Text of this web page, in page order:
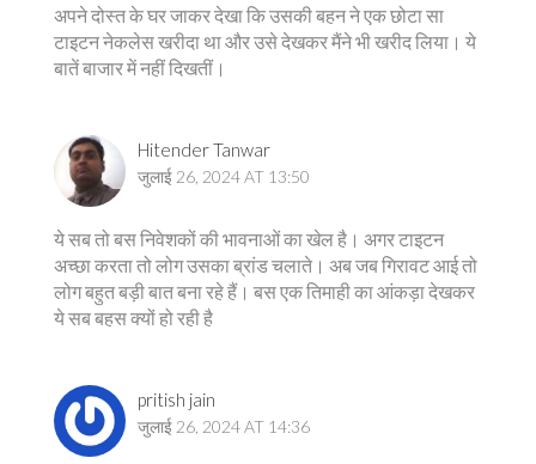
अपने दोस्त के घर जाकर देखा कि उसकी बहन ने एक छोटा सा
टाइटन नेकलेस खरीदा था और उसे देखकर मैंने भी खरीद लिया। ये
बातें बाजार में नहीं दिखतीं।
Hitender Tanwar
जुलाई 26, 2024 AT 13:50
ये सब तो बस निवेशकों की भावनाओं का खेल है। अगर टाइटन
अच्छा करता तो लोग उसका ब्रांड चलाते। अब जब गिरावट आई तो
लोग बहुत बड़ी बात बना रहे हैं। बस एक तिमाही का आंकड़ा देखकर
ये सब बहस क्यों हो रही है
pritish jain
जुलाई 26, 2024 AT 14:36